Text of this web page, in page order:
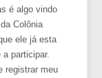
é algo vindo
Colônia
ele já esta
participar.
registrar meu